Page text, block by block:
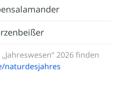
2026 finden
naturdesjahres